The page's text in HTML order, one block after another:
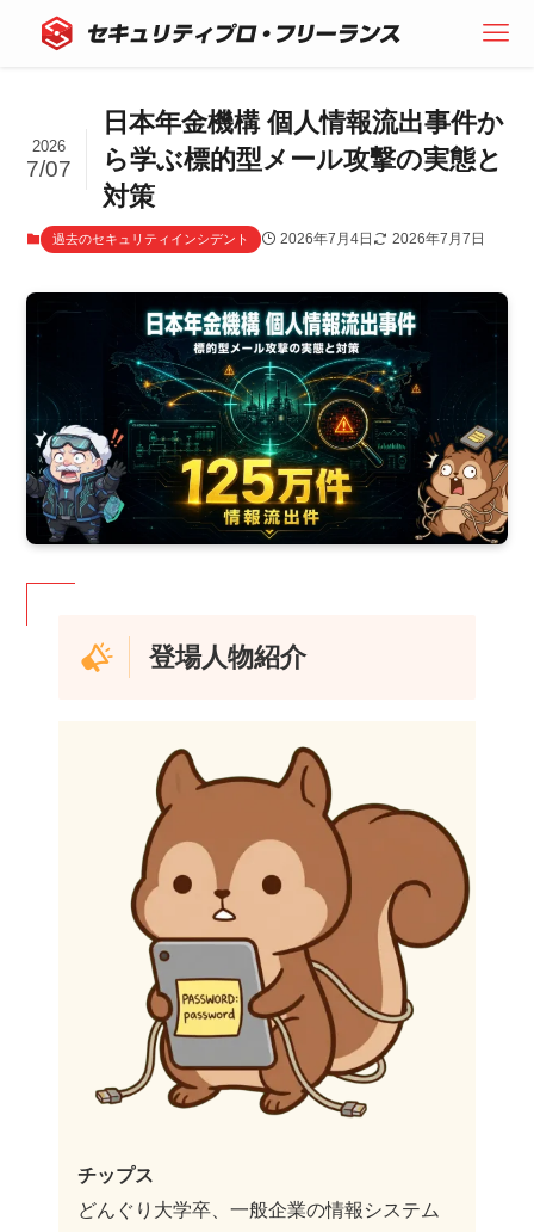
日本年金機構 個人情報流出事件か
ら学ぶ標的型メール攻撃の実態と
対策
2026
7/07
過去のセキュリティインシデント 2026年7月4日 2026年7月7日
登場人物紹介
チップス
どんぐり大学卒、一般企業の情報システム